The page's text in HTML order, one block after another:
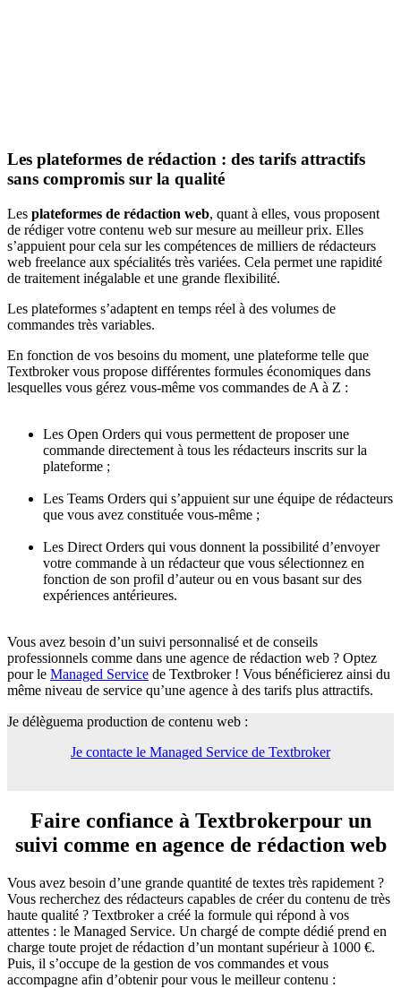
Les plateformes de rédaction : des tarifs attractifs
sans compromis sur la qualité
Les plateformes de rédaction web, quant à elles, vous proposent
de rédiger votre contenu web sur mesure au meilleur prix. Elles
s’appuient pour cela sur les compétences de milliers de rédacteurs
web freelance aux spécialités très variées. Cela permet une rapidité
de traitement inégalable et une grande flexibilité.
Les plateformes s’adaptent en temps réel à des volumes de
commandes très variables.
En fonction de vos besoins du moment, une plateforme telle que
Textbroker vous propose différentes formules économiques dans
lesquelles vous gérez vous-même vos commandes de A à Z :
Les Open Orders qui vous permettent de proposer une
commande directement à tous les rédacteurs inscrits sur la
plateforme ;
Les Teams Orders qui s’appuient sur une équipe de rédacteurs
que vous avez constituée vous-même ;
Les Direct Orders qui vous donnent la possibilité d’envoyer
votre commande à un rédacteur que vous sélectionnez en
fonction de son profil d’auteur ou en vous basant sur des
expériences antérieures.
Vous avez besoin d’un suivi personnalisé et de conseils
professionnels comme dans une agence de rédaction web ? Optez
pour le Managed Service de Textbroker ! Vous bénéficierez ainsi du
même niveau de service qu’une agence à des tarifs plus attractifs.
Je délèguema production de contenu web :
Je contacte le Managed Service de Textbroker
Faire confiance à Textbrokerpour un
suivi comme en agence de rédaction web
Vous avez besoin d’une grande quantité de textes très rapidement ?
Vous recherchez des rédacteurs capables de créer du contenu de très
haute qualité ? Textbroker a créé la formule qui répond à vos
attentes : le Managed Service. Un chargé de compte dédié prend en
charge toute projet de rédaction d’un montant supérieur à 1000 €.
Puis, il s’occupe de la gestion de vos commandes et vous
accompagne afin d’obtenir pour vous le meilleur contenu :